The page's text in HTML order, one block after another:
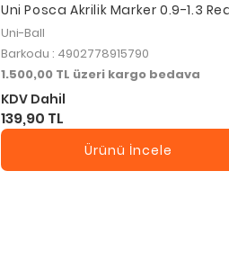
Uni Posca Akrilik Marker 0.9-1.3
Pc-3m
Uni-Ball
Barkodu : 4902778915790
1.500,00 TL üzeri kargo bedava
KDV Dahil
139,90 TL
Ürünü İncele